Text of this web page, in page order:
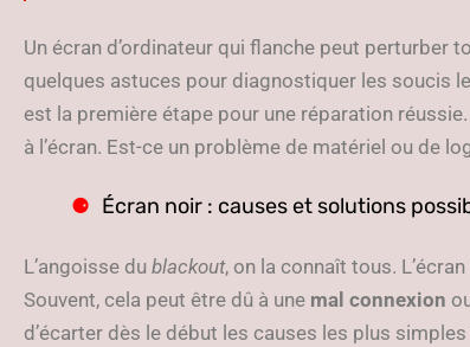
Un écran d’ordinateur qui flanche peut perturber
quelques astuces pour diagnostiquer les soucis
est la première étape pour une réparation
à l’écran. Est-ce un problème de matériel ou de
Écran noir : causes et solutions
L’angoisse du blackout, on la connaît tous.
Souvent, cela peut être dû à une mal connexion
d’écarter dès le début les causes les plus